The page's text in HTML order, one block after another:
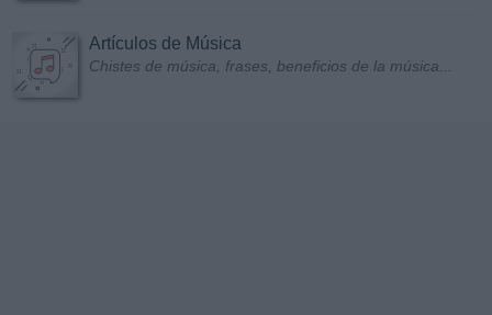
Artículos de Música
Chistes de música, frases, beneficios de la música...